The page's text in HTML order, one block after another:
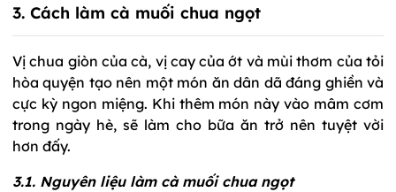
3. Cách làm cà muối chua ngọt
Vị chua giòn của cà, vị cay của ớt và mùi thơm của tỏi
hòa quyện tạo nên một món ăn dân dã đáng ghiền và
cực kỳ ngon miệng. Khi thêm món này vào mâm cơm
trong ngày hè, sẽ làm cho bữa ăn trở nên tuyệt vời
hơn đấy.
3.1. Nguyên liệu làm cà muối chua ngọt